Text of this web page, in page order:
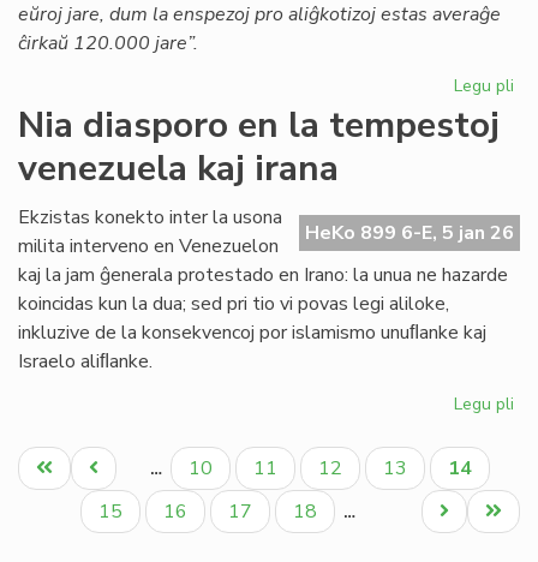
eŭroj jare, dum la enspezoj pro aliĝkotizoj estas averaĝe
ĉirkaŭ 120.000 jare”.
Legu pli
la
Nia diasporo en la tempestoj
venezuela kaj irana
HeKo 899 6-E, 5 jan 26
Ekzistas konekto inter la usona
milita interveno en Venezuelon
kaj la jam ĝenerala protestado en Irano: la unua ne hazarde
koincidas kun la dua; sed pri tio vi povas legi aliloke,
inkluzive de la konsekvencoj por islamismo unuﬂanke kaj
Israelo aliﬂanke.
Legu pli
la
Pagination
Unua
paĝo
Antaŭa
paĝo
… Paĝo
10 Paĝo
11 Paĝo
12 Paĝo
13
Aktuala
paĝo
14
Paĝo
15 Paĝo
16 Paĝo
17 Paĝo
18 …
Last
page
Next
page